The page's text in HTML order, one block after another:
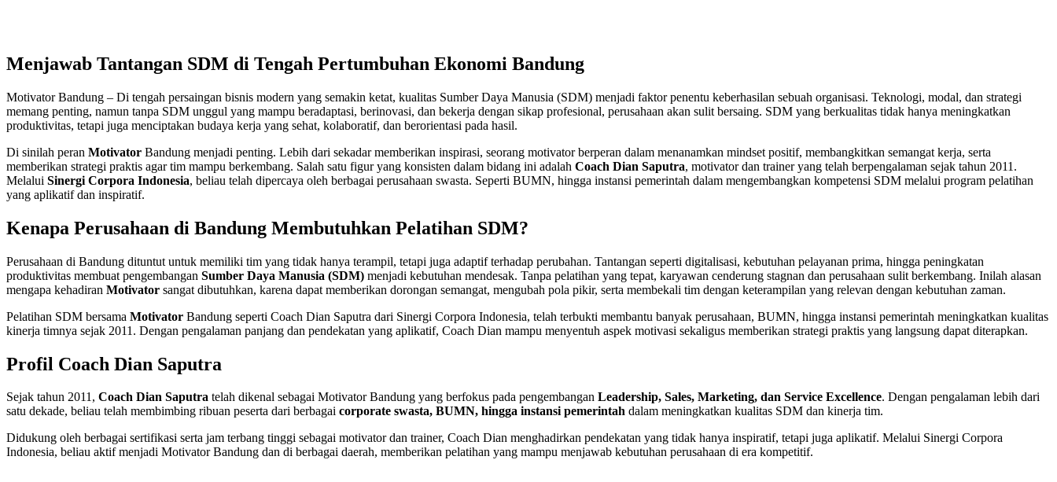
Menjawab Tantangan SDM di Tengah Pertumbuhan Ekonomi Bandung
Motivator Bandung – Di tengah persaingan bisnis modern yang semakin ketat, kualitas Sumber Daya Manusia (SDM) menjadi faktor penentu keberhasilan sebuah organisasi. Teknologi, modal, dan strategi
memang penting, namun tanpa SDM unggul yang mampu beradaptasi, berinovasi, dan bekerja dengan sikap profesional, perusahaan akan sulit bersaing. SDM yang berkualitas tidak hanya meningkatkan
produktivitas, tetapi juga menciptakan budaya kerja yang sehat, kolaboratif, dan berorientasi pada hasil.
Di sinilah peran Motivator Bandung menjadi penting. Lebih dari sekadar memberikan inspirasi, seorang motivator berperan dalam menanamkan mindset positif, membangkitkan semangat kerja, serta
memberikan strategi praktis agar tim mampu berkembang. Salah satu figur yang konsisten dalam bidang ini adalah Coach Dian Saputra, motivator dan trainer yang telah berpengalaman sejak tahun 2011.
Melalui Sinergi Corpora Indonesia, beliau telah dipercaya oleh berbagai perusahaan swasta. Seperti BUMN, hingga instansi pemerintah dalam mengembangkan kompetensi SDM melalui program pelatihan
yang aplikatif dan inspiratif.
Kenapa Perusahaan di Bandung Membutuhkan Pelatihan SDM?
Perusahaan di Bandung dituntut untuk memiliki tim yang tidak hanya terampil, tetapi juga adaptif terhadap perubahan. Tantangan seperti digitalisasi, kebutuhan pelayanan prima, hingga peningkatan
produktivitas membuat pengembangan Sumber Daya Manusia (SDM) menjadi kebutuhan mendesak. Tanpa pelatihan yang tepat, karyawan cenderung stagnan dan perusahaan sulit berkembang. Inilah alasan
mengapa kehadiran Motivator sangat dibutuhkan, karena dapat memberikan dorongan semangat, mengubah pola pikir, serta membekali tim dengan keterampilan yang relevan dengan kebutuhan zaman.
Pelatihan SDM bersama Motivator Bandung seperti Coach Dian Saputra dari Sinergi Corpora Indonesia, telah terbukti membantu banyak perusahaan, BUMN, hingga instansi pemerintah meningkatkan kualitas
kinerja timnya sejak 2011. Dengan pengalaman panjang dan pendekatan yang aplikatif, Coach Dian mampu menyentuh aspek motivasi sekaligus memberikan strategi praktis yang langsung dapat diterapkan.
Profil Coach Dian Saputra
Sejak tahun 2011, Coach Dian Saputra telah dikenal sebagai Motivator Bandung yang berfokus pada pengembangan Leadership, Sales, Marketing, dan Service Excellence. Dengan pengalaman lebih dari
satu dekade, beliau telah membimbing ribuan peserta dari berbagai corporate swasta, BUMN, hingga instansi pemerintah dalam meningkatkan kualitas SDM dan kinerja tim.
Didukung oleh berbagai sertifikasi serta jam terbang tinggi sebagai motivator dan trainer, Coach Dian menghadirkan pendekatan yang tidak hanya inspiratif, tetapi juga aplikatif. Melalui Sinergi Corpora
Indonesia, beliau aktif menjadi Motivator Bandung dan di berbagai daerah, memberikan pelatihan yang mampu menjawab kebutuhan perusahaan di era kompetitif.